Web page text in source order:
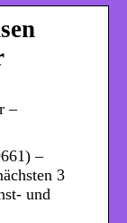
–
–
3
und